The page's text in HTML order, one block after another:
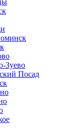
Зуево
Посад